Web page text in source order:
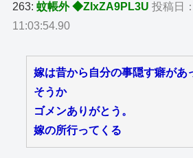
263:蚊帳外 ◆ZIxZA9PL3U 投稿日
11:03:54.90
嫁は昔から自分の事隠す癖があ
そうか
ゴメンありがとう。
嫁の所行ってくる